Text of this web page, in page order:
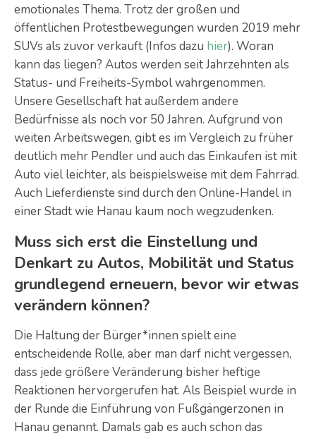
emotionales Thema. Trotz der großen und
öffentlichen Protestbewegungen wurden 2019 mehr
SUVs als zuvor verkauft (Infos dazu hier). Woran
kann das liegen? Autos werden seit Jahrzehnten als
Status- und Freiheits-Symbol wahrgenommen.
Unsere Gesellschaft hat außerdem andere
Bedürfnisse als noch vor 50 Jahren. Aufgrund von
weiten Arbeitswegen, gibt es im Vergleich zu früher
deutlich mehr Pendler und auch das Einkaufen ist mit
Auto viel leichter, als beispielsweise mit dem Fahrrad.
Auch Lieferdienste sind durch den Online-Handel in
einer Stadt wie Hanau kaum noch wegzudenken.
Muss sich erst die Einstellung und
Denkart zu Autos, Mobilität und Status
grundlegend erneuern, bevor wir etwas
verändern können?
Die Haltung der Bürger*innen spielt eine
entscheidende Rolle, aber man darf nicht vergessen,
dass jede größere Veränderung bisher heftige
Reaktionen hervorgerufen hat. Als Beispiel wurde in
der Runde die Einführung von Fußgängerzonen in
Hanau genannt. Damals gab es auch schon das